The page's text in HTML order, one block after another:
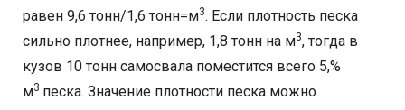
равен 9,6 тонн/1,6 тонн=м3. Если плотность песка
сильно плотнее, например, 1,8 тонн на м3, тогда в
кузов 10 тонн самосвала поместится всего 5,%
м3 песка. Значение плотности песка можно